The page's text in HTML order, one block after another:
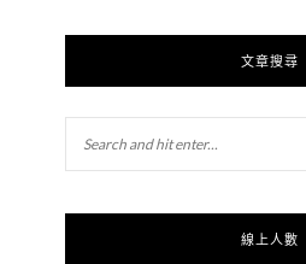
文章搜尋
線上人數